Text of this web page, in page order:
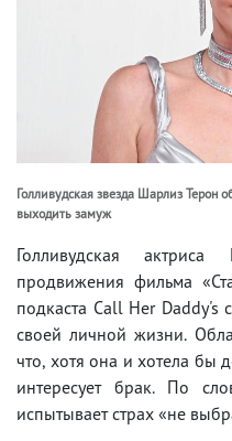
Голливудская звезда Шарлиз Терон
выходить замуж
Голливудская
продвижения фильма
подкаста Call Her Daddy's
своей личной жизни.
что, хотя она и хотела бы
интересует брак. По
испытывает страх «не